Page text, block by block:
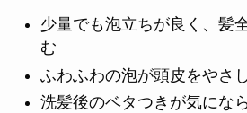
少量でも泡立ちが良く、髪
む
ふわふわの泡が頭皮をやさ
洗髪後のベタつきが気にな